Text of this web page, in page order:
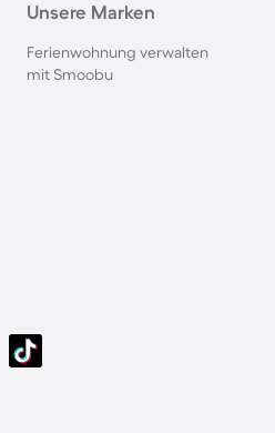
Unsere Marken
Ferienwohnung verwalten
mit Smoobu